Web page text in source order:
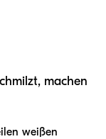
machen
weißen